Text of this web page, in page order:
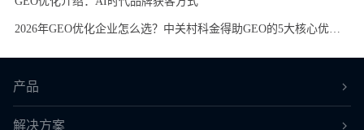
产品
解决方案